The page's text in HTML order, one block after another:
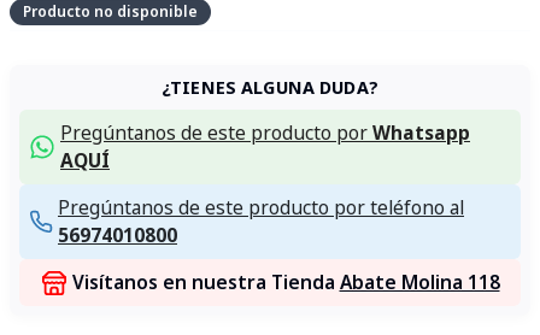
Producto no disponible
¿TIENES ALGUNA DUDA?
Pregúntanos de este producto porWhatsapp
AQUÍ
Pregúntanos de este producto por teléfono al
56974010800
Visítanos en nuestra Tienda Abate Molina 118